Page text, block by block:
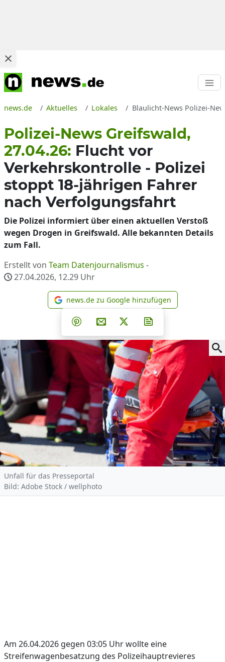
news.de Aktuelles Lokales Blaulicht-News Polizei-
Polizei-News Greifswald,
27.04.26: Flucht vor
Verkehrskontrolle - Polizei
stoppt 18-jährigen Fahrer
nach Verfolgungsfahrt
Die Polizei informiert über einen aktuellen Verstoß
wegen Drogen in Greifswald. Alle bekannten Details
zum Fall.
Erstellt von Team Datenjournalismus -
27.04.2026, 12.29 Uhr
news.de zu Google
news.de zu Google hinzufügen
Teilen auf Facebook
Teilen auf Whatsapp
Teilen auf Telegram
Teilen auf Pinterest
Per E-Mail teilen
Post auf X
Unfall für das Presseportal
Bild: Adobe Stock / wellphoto
Am 26.04.2026 gegen 03:05 Uhr wollte eine
Streifenwagenbesatzung des Polizeihauptrevieres